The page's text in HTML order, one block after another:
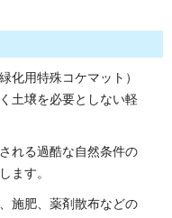
化用特殊コケマット）
土壌を必要としない軽
れる過酷な自然条件の
ます。
施肥、薬剤散布などの